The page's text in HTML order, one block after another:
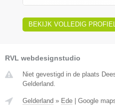
BEKIJK VOLLEDIG PROFIEL
RVL webdesignstudio
Niet gevestigd in de plaats
Gelderland.
Gelderland » Ede Google